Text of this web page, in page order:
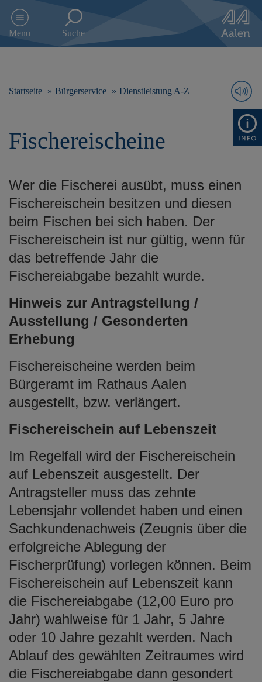
e
Menu Suche
Startseite Bürgerservice Dienstleistung A-Z
Fischereischeine
Wer die Fischerei ausübt, muss einen
Fischereischein besitzen und diesen
beim Fischen bei sich haben. Der
Fischereischein ist nur gültig, wenn für
das betreffende Jahr die
Fischereiabgabe bezahlt wurde.
Hinweis zur Antragstellung /
Ausstellung / Gesonderten
Erhebung
Fischereischeine werden beim
Bürgeramt im Rathaus Aalen
ausgestellt, bzw. verlängert.
Fischereischein auf Lebenszeit
Im Regelfall wird der Fischereischein
auf Lebenszeit ausgestellt. Der
Antragsteller muss das zehnte
Lebensjahr vollendet haben und einen
Sachkundenachweis (Zeugnis über die
erfolgreiche Ablegung der
Fischerprüfung) vorlegen können. Beim
Fischereischein auf Lebenszeit kann
die Fischereiabgabe (12,00 Euro pro
Jahr) wahlweise für 1 Jahr, 5 Jahre
oder 10 Jahre gezahlt werden. Nach
Ablauf des gewählten Zeitraumes wird
die Fischereiabgabe dann gesondert